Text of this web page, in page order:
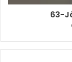
63-